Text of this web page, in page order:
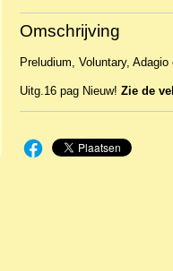
Productcode
EAN code
Productcode leverancier
Omschrijving
Preludium, Voluntary,
Uitg.16 pag Nieuw! Zie de